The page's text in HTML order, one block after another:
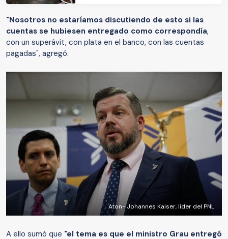
"Nosotros no estaríamos discutiendo de esto si las
cuentas se hubiesen entregado como correspondía,
con un superávit, con plata en el banco, con las cuentas
pagadas", agregó.
Aton- Johannes Kaiser, líder del PNL
A ello sumó que "el tema es que el ministro Grau entregó